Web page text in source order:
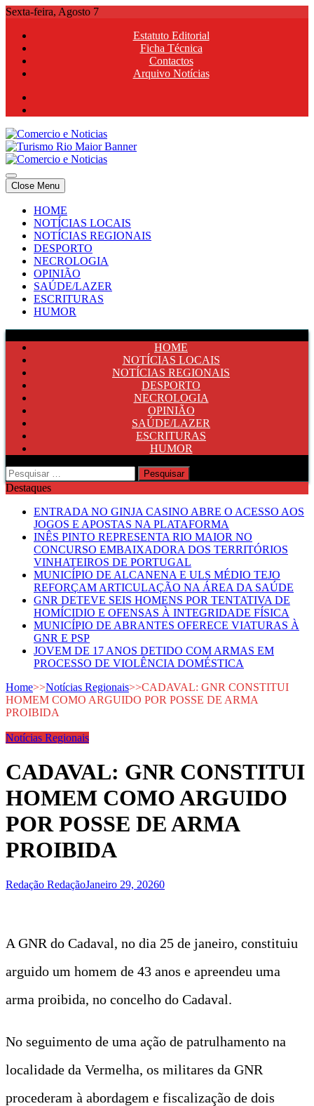
Skip
content
Sexta-feira, Agosto 7
Estatuto Editorial
Ficha Técnica
Contactos
Arquivo Notícias
Comercio e Noticias
Notícias e Publicidade Online
Comercio e Noticias
Notícias e Publicidade Online
Close Menu
HOME
NOTÍCIAS LOCAIS
NOTÍCIAS REGIONAIS
DESPORTO
NECROLOGIA
OPINIÃO
SAÚDE/LAZER
ESCRITURAS
HUMOR
HOME
NOTÍCIAS LOCAIS
NOTÍCIAS REGIONAIS
DESPORTO
NECROLOGIA
OPINIÃO
SAÚDE/LAZER
ESCRITURAS
HUMOR
Pesquisar
por:
Destaques
ENTRADA NO GINJA CASINO ABRE O ACESSO AOS
JOGOS E APOSTAS NA PLATAFORMA
INÊS PINTO REPRESENTA RIO MAIOR NO
CONCURSO EMBAIXADORA DOS TERRITÓRIOS
VINHATEIROS DE PORTUGAL
MUNICÍPIO DE ALCANENA E ULS MÉDIO TEJO
REFORÇAM ARTICULAÇÃO NA ÁREA DA SAÚDE
GNR DETEVE SEIS HOMENS POR TENTATIVA DE
HOMÍCIDIO E OFENSAS À INTEGRIDADE FÍSICA
MUNICÍPIO DE ABRANTES OFERECE VIATURAS À
GNR E PSP
JOVEM DE 17 ANOS DETIDO COM ARMAS EM
PROCESSO DE VIOLÊNCIA DOMÉSTICA
Home>>Notícias Regionais>>CADAVAL: GNR CONSTITUI
HOMEM COMO ARGUIDO POR POSSE DE ARMA
PROIBIDA
Notícias Regionais
CADAVAL: GNR CONSTITUI
HOMEM COMO ARGUIDO
POR POSSE DE ARMA
PROIBIDA
Redação RedaçãoJaneiro 29, 20260
A GNR do Cadaval, no dia 25 de janeiro, constituiu
arguido um homem de 43 anos e apreendeu uma
arma proibida, no concelho do Cadaval.
No seguimento de uma ação de patrulhamento na
localidade da Vermelha, os militares da GNR
procederam à abordagem e fiscalização de dois